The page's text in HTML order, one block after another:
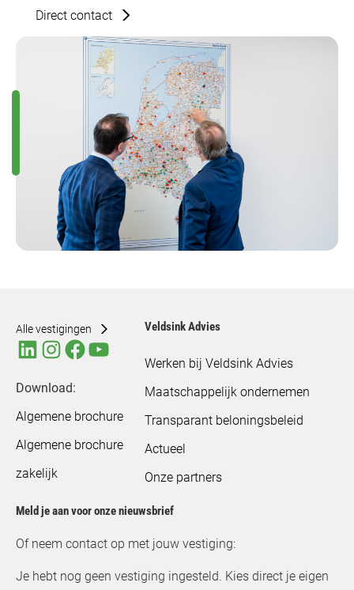
Direct contact
Alle vestigingen
Download:
Algemene brochure
Algemene brochure
zakelijk
Veldsink Advies
Werken bij Veldsink Advies
Maatschappelijk ondernemen
Transparant beloningsbeleid
Actueel
Onze partners
Meld je aan voor onze nieuwsbrief
Of neem contact op met jouw vestiging:
Je hebt nog geen vestiging ingesteld. Kies direct je eigen